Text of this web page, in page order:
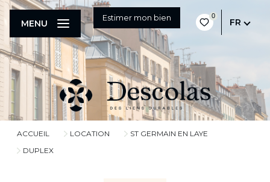
Estimer mon bien 0
FR
MENU
ACCUEIL LOCATION
ST GERMAIN EN LAYE
DUPLEX